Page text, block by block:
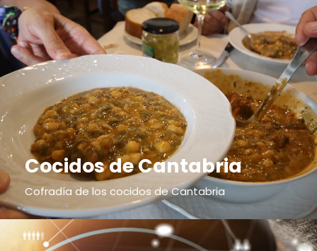
Cocidos de Cantabria
Cofradía de los cocidos de Cantabria